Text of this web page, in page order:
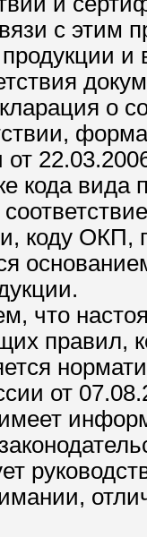
с этим
и
о
кода
коду
что
правил,
от